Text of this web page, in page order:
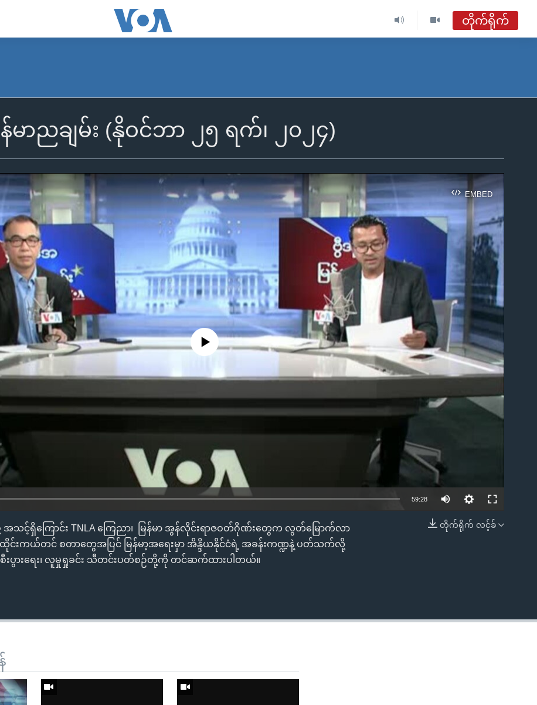
တိုက်ရိုက်
အစီအစဉ်များ
ရေဒီယိုတိုက်ရိုက်နားဆင်ရန်
မာညချမ်း (နိုဝင်ဘာ ၂၅ ရက်၊ ၂၀၂၄)
EMBED
EMBED
No media source currently available
59:28
တိုက်ရိုက် လင့်ခ်
းဖို့ အသင့်ရှိကြောင်း TNLA ကြေညာ၊ မြန်မာ အွန်လိုင်းရာဇဝတ်ဂိုဏ်းတွေက လွတ်မြောက်လာ
း ထိုင်းကယ်တင် စတာတွေအပြင် မြန်မာ့အရေးမှာ အိန္ဒိယနိုင်ငံရဲ့ အခန်းကဏ္ဍနဲ့ ပတ်သက်လို့
စီးပွားရေး၊ လူမှုရှုခင်း သီတင်းပတ်စဉ်တို့ကို တင်ဆက်ထားပါတယ်။